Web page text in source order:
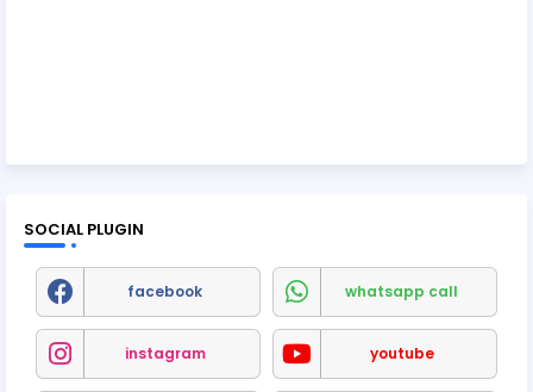
SOCIAL PLUGIN
facebook whatsapp call
instagram youtube